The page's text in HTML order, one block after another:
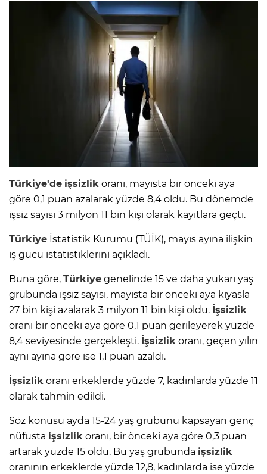
Türkiye'de işsizlik oranı, mayısta bir önceki aya
göre 0,1 puan azalarak yüzde 8,4 oldu. Bu dönemde
işsiz sayısı 3 milyon 11 bin kişi olarak kayıtlara geçti.
Türkiye İstatistik Kurumu (TÜİK), mayıs ayına ilişkin
iş gücü istatistiklerini açıkladı.
Buna göre, Türkiye genelinde 15 ve daha yukarı yaş
grubunda işsiz sayısı, mayısta bir önceki aya kıyasla
27 bin kişi azalarak 3 milyon 11 bin kişi oldu. İşsizlik
oranı bir önceki aya göre 0,1 puan gerileyerek yüzde
8,4 seviyesinde gerçekleşti. İşsizlik oranı, geçen yılın
aynı ayına göre ise 1,1 puan azaldı.
İşsizlik oranı erkeklerde yüzde 7, kadınlarda yüzde 11
olarak tahmin edildi.
Söz konusu ayda 15-24 yaş grubunu kapsayan genç
nüfusta işsizlik oranı, bir önceki aya göre 0,3 puan
artarak yüzde 15 oldu. Bu yaş grubunda işsizlik
oranının erkeklerde yüzde 12,8, kadınlarda ise yüzde